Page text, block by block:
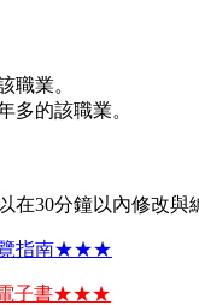
職業。
多的該職業。
在30分鐘以內修改
覽指南★★★
電子書★★★